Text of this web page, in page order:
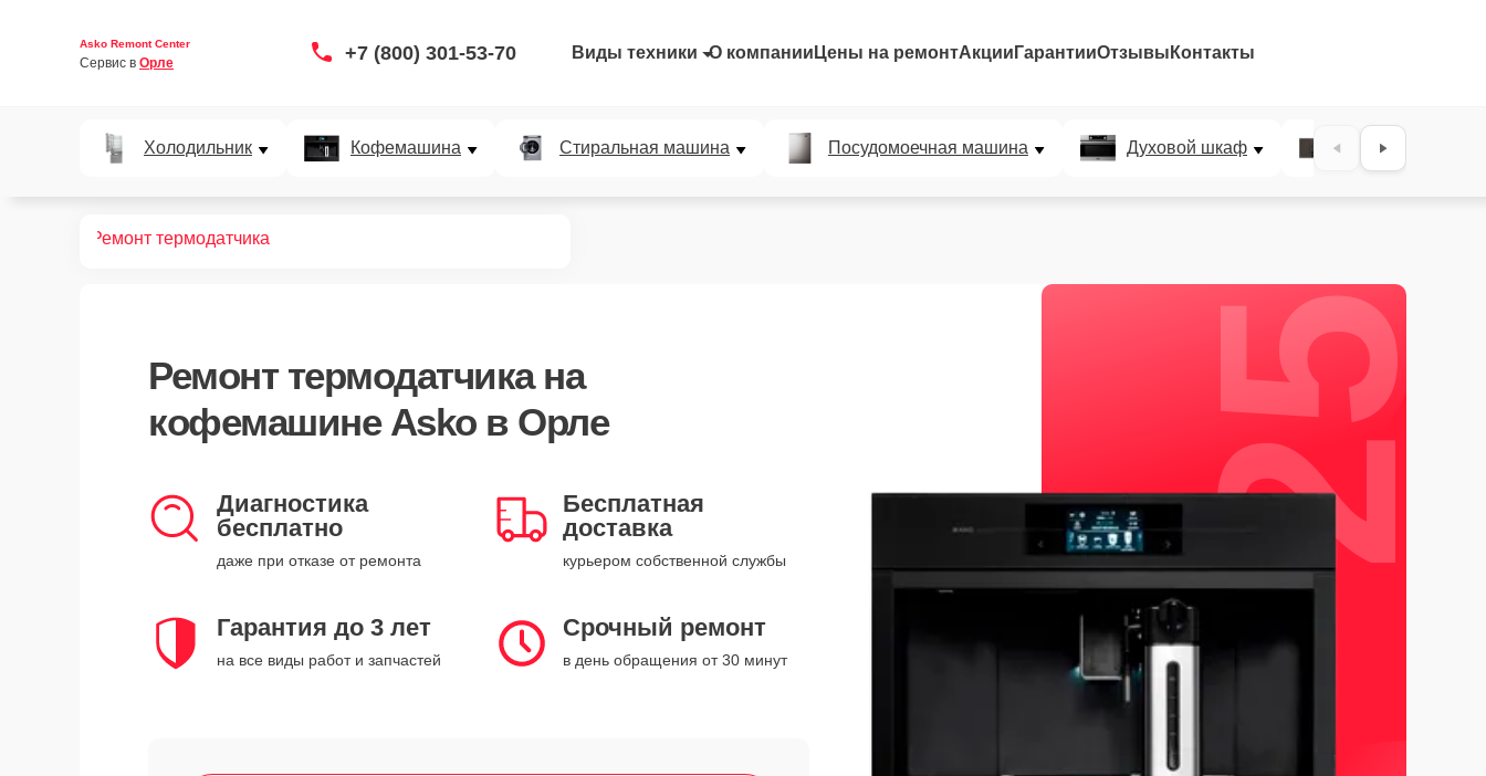
Asko Remont Center
Сервис в Орле +7 (800) 301-53-70 Виды техники О компании Цены на ремонтАкции ГарантииОтзывы Контакты
Холодильник Кофемашина Стиральная машина Посудомоечная машина Духовой шкаф Варочная
Ремонт термодатчика
Ремонт термодатчикана
кофемашине Asko в Орле
Диагностика
бесплатно
даже при отказе от ремонта
Бесплатная
доставка
курьером собственной службы
Гарантия до 3 лет
на все виды работ и запчастей
Срочный ремонт
в день обращения от 30 минут
25%